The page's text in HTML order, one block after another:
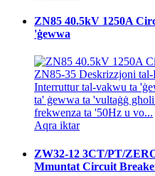
ZN85 40.5kV 1250A
'ġewwa
ZN85-35 Deskrizzjoni
Interruttur tal-vakwu ta
ta' ġewwa ta 'vultaġġ
frekwenza ta '50Hz u vo...
Aqra iktar
ZW32-12 3CT/PT/
Mmuntat Circuit